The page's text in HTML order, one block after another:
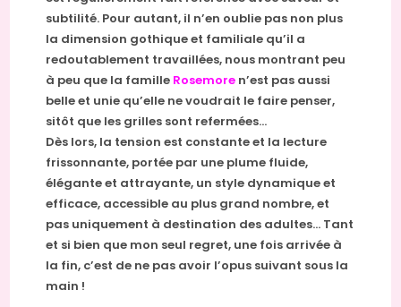
subtilité. Pour autant, il n’en oublie pas non plus
la dimension gothique et familiale qu’il a
redoutablement travaillées, nous montrant peu
à peu que la famille Rosemore n’est pas aussi
belle et unie qu’elle ne voudrait le faire penser,
sitôt que les grilles sont refermées…
Dès lors, la tension est constante et la lecture
frissonnante, portée par une plume fluide,
élégante et attrayante, un style dynamique et
efficace, accessible au plus grand nombre, et
pas uniquement à destination des adultes… Tant
et si bien que mon seul regret, une fois arrivée à
la fin, c’est de ne pas avoir l’opus suivant sous la
main !